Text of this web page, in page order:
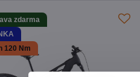
zdarma
120 Nm